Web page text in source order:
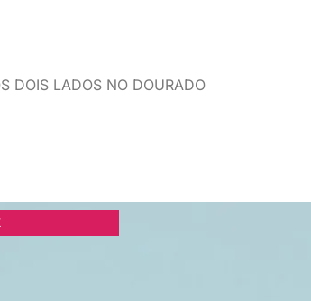
DOIS LADOS NO DOURADO